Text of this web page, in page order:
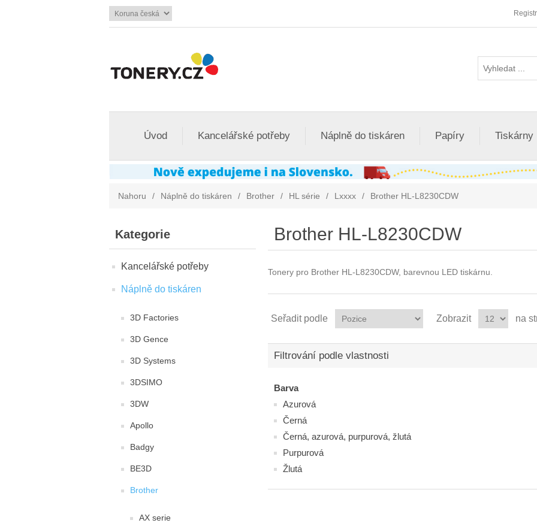
Úvod Kancelářské potřeby Náplně do tiskáren Papíry Tiskárny
Nahoru / Náplně do tiskáren / Brother / HL série / Lxxxx / Brother HL-L8230CDW
Kategorie
Kancelářské potřeby
Náplně do tiskáren
3D Factories
3D Gence
3D Systems
3DSIMO
3DW
Apollo
Badgy
BE3D
Brother
AX serie
Brother HL-L8230CDW
Tonery pro Brother HL-L8230CDW, barevnou LED tiskárnu.
Seřadit podle Zobrazit na
Filtrování podle vlastnosti
Barva
Azurová
Černá
Černá, azurová, purpurová, žlutá
Purpurová
Žlutá